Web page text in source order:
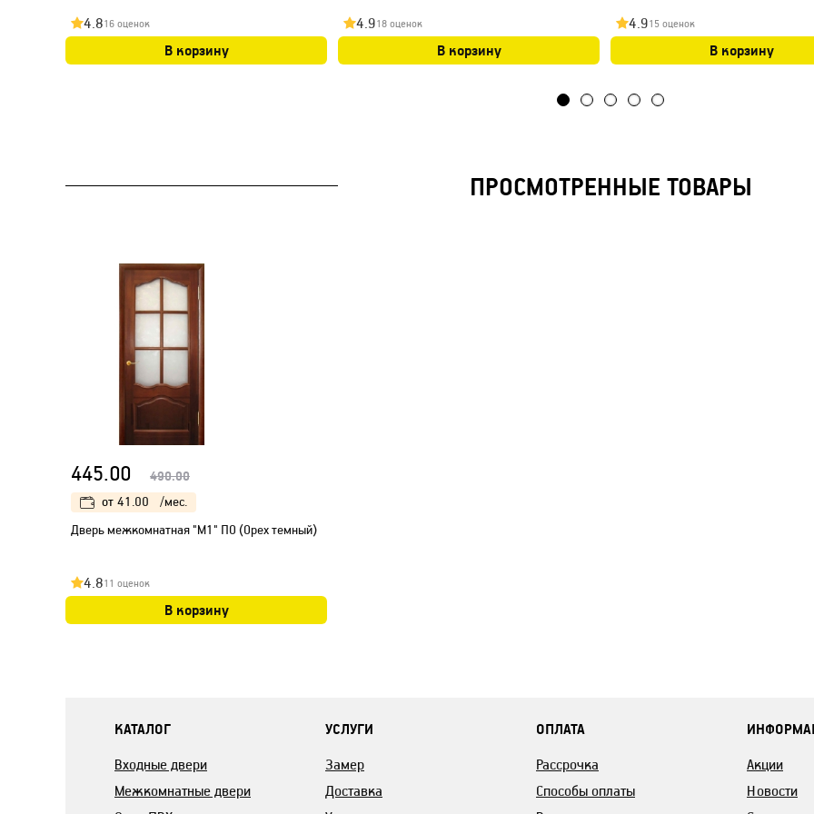
4.816 оценок
В корзину
4.918 оценок
В корзину
4.915 оценок
В корзину
ПРОСМОТРЕННЫЕ ТОВАРЫ
445.00 490.00
от 41.00
/мес.
Дверь межкомнатная "М1" ПО (Орех темный)
4.811 оценок
В корзину
КАТАЛОГ
Входные двери
Межкомнатные двери
УСЛУГИ
Замер
Доставка
ОПЛАТА
Рассрочка
Способы оплаты
Акции
Новости